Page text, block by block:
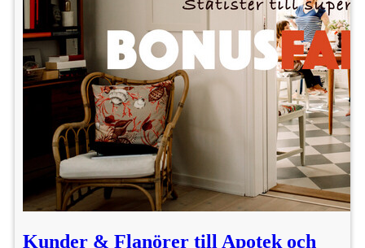
Kunder & Flanörer till Apotek och